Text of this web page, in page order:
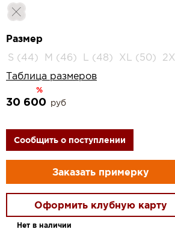
Размер
S (44)
M (46) L (48) XL (50)
Таблица размеров
%
30 600 руб
Сообщить о поступлении
Заказать примерку
Оформить клубную карту
Нет в наличии